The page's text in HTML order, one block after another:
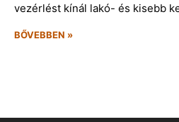
vezérlést kínál lakó- és kisebb
BŐVEBBEN »